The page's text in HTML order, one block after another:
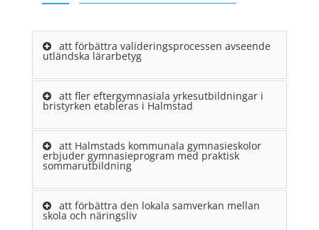
att förbättra valideringsprocessen avseende
utländska lärarbetyg
att fler eftergymnasiala yrkesutbildningar i
bristyrken etableras i Halmstad
att Halmstads kommunala gymnasieskolor
erbjuder gymnasieprogram med praktisk
sommarutbildning
att förbättra den lokala samverkan mellan
skola och näringsliv